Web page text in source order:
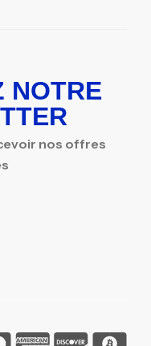
NOTRE
nos offres